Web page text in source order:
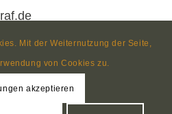
Mit der Weiternutzung der Seite,
von Cookies zu.
akzeptieren